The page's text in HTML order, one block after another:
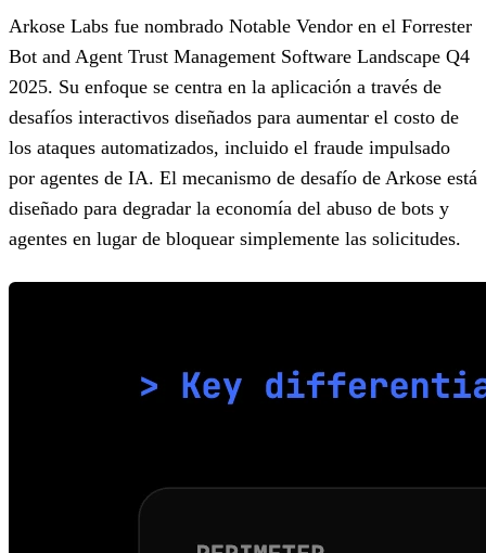
Arkose Labs fue nombrado Notable Vendor en el Forrester
Bot and Agent Trust Management Software Landscape Q4
2025. Su enfoque se centra en la aplicación a través de
desafíos interactivos diseñados para aumentar el costo de
los ataques automatizados, incluido el fraude impulsado
por agentes de IA. El mecanismo de desafío de Arkose está
diseñado para degradar la economía del abuso de bots y
agentes en lugar de bloquear simplemente las solicitudes.